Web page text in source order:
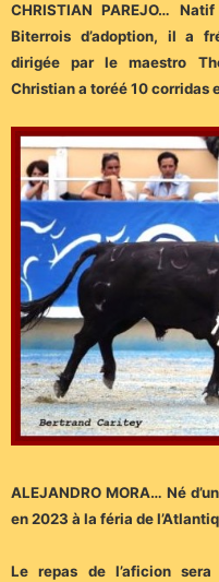
CHRISTIAN PAREJO…
Biterrois d’adoption, il a
dirigée par le maestro
Christian a toréé 10 corridas
ALEJANDRO MORA… Né
en 2023 à la féria de
Le repas de l’aficion